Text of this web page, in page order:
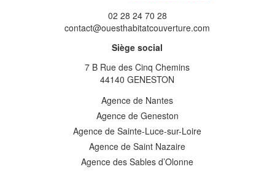
02 28 24 70 28
contact@ouesthabitatcouverture.com
Siège social
7 B Rue des Cinq Chemins
44140 GENESTON
Agence de Nantes
Agence de Geneston
Agence de Sainte-Luce-sur-Loire
Agence de Saint Nazaire
Agence des Sables d’Olonne